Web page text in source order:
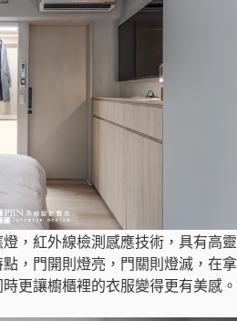
，紅外線檢測感應技術，具有高靈
，門開則燈亮，門關則燈滅，在拿
更讓櫥櫃裡的衣服變得更有美感。